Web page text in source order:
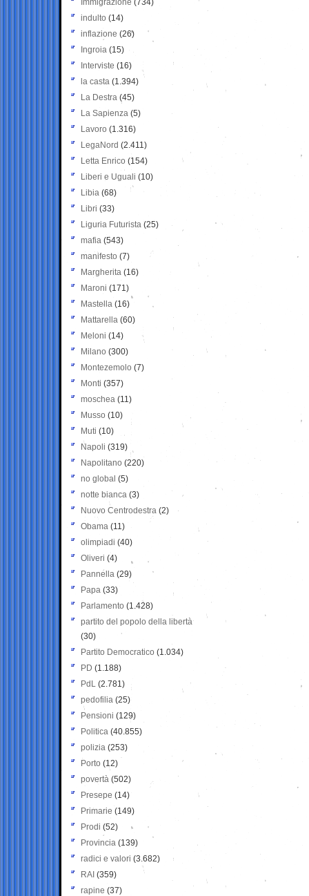
Immigrazione (734)
indulto (14)
inflazione (26)
Ingroia (15)
Interviste (16)
la casta (1.394)
La Destra (45)
La Sapienza (5)
Lavoro (1.316)
LegaNord (2.411)
Letta Enrico (154)
Liberi e Uguali (10)
Libia (68)
Libri (33)
Liguria Futurista (25)
mafia (543)
manifesto (7)
Margherita (16)
Maroni (171)
Mastella (16)
Mattarella (60)
Meloni (14)
Milano (300)
Montezemolo (7)
Monti (357)
moschea (11)
Musso (10)
Muti (10)
Napoli (319)
Napolitano (220)
no global (5)
notte bianca (3)
Nuovo Centrodestra (2)
Obama (11)
olimpiadi (40)
Oliveri (4)
Pannella (29)
Papa (33)
Parlamento (1.428)
partito del popolo della libertà
(30)
Partito Democratico (1.034)
PD (1.188)
PdL (2.781)
pedofilia (25)
Pensioni (129)
Politica (40.855)
polizia (253)
Porto (12)
povertà (502)
Presepe (14)
Primarie (149)
Prodi (52)
Provincia (139)
radici e valori (3.682)
RAI (359)
rapine (37)